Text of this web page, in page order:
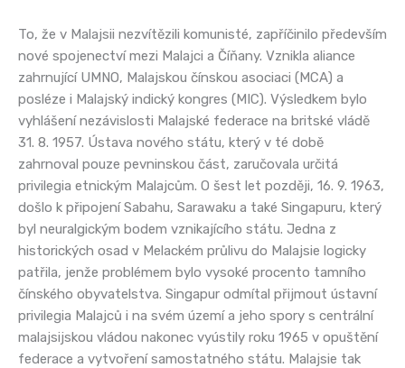
To, že v Malajsii nezvítězili komunisté, zapříčinilo především
nové spojenectví mezi Malajci a Číňany. Vznikla aliance
zahrnující UMNO, Malajskou čínskou asociaci (MCA) a
posléze i Malajský indický kongres (MIC). Výsledkem bylo
vyhlášení nezávislosti Malajské federace na britské vládě
31. 8. 1957. Ústava nového státu, který v té době
zahrnoval pouze pevninskou část, zaručovala určitá
privilegia etnickým Malajcům. O šest let později, 16. 9. 1963,
došlo k připojení Sabahu, Sarawaku a také Singapuru, který
byl neuralgickým bodem vznikajícího státu. Jedna z
historických osad v Melackém průlivu do Malajsie logicky
patřila, jenže problémem bylo vysoké procento tamního
čínského obyvatelstva. Singapur odmítal přijmout ústavní
privilegia Malajců i na svém území a jeho spory s centrální
malajsijskou vládou nakonec vyústily roku 1965 v opuštění
federace a vytvoření samostatného státu. Malajsie tak